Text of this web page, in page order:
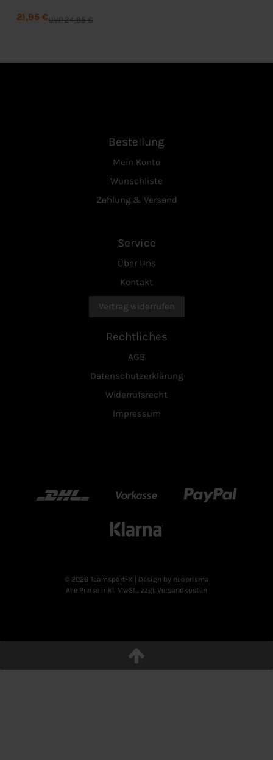
UVP 24,95 €
21,95 €
Bestellung
Mein Konto
Wunschliste
Zahlung & Versand
Service
Über Uns
Kontakt
Vertrag widerrufen
Rechtliches
AGB
Datenschutzerklärung
Widerrufsrecht
Impressum
DHL Vorkasse Paypal
Klarn
© 2026 Teamsport-X
| Design by neoprisma
Alle Preise inkl. MwSt., zzgl. Versandkosten